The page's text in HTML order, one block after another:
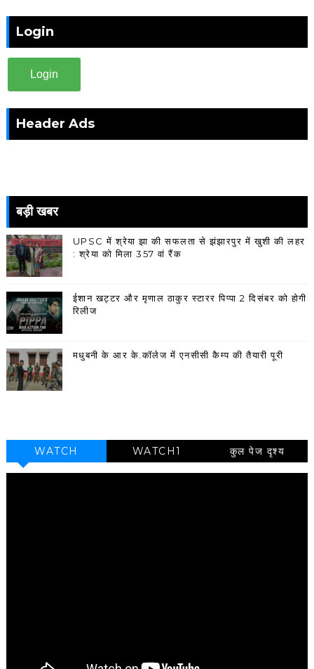
Login
Login
Header Ads
बड़ी खबर
UPSC में श्रेया झा की सफलता से झंझारपुर में खुशी की लहर
: श्रेया को मिला 357 वां रैंक
ईशान खट्टर और मृणाल ठाकुर स्टारर पिप्पा 2 दिसंबर को होगी
रिलीज
मधुबनी के आर के.कॉलेज में एनसीसी कैम्प की तैयारी पूरी
WATCH WATCH1 कुल पेज दृश्य